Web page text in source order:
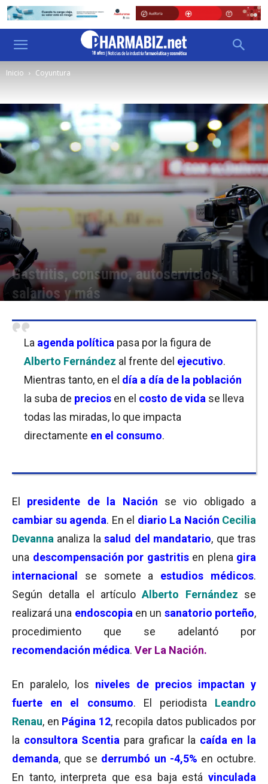
Inicio Coyuntura
Gastritis, consumo, autoservicios,
salarios y más
La agenda política pasa por la figura de
Alberto Fernández al frente del ejecutivo.
Mientras tanto, en el día a día de la población
la suba de precios en el costo de vida se lleva
todas las miradas, lo que impacta
directamente en el consumo.
El presidente de la Nación se vio obligado a
cambiar su agenda. En el diario La Nación Cecilia
Devanna analiza la salud del mandatario, que tras
una descompensación por gastritisen plena gira
internacional
se somete a estudios médicos.
Según detalla el artículoAlberto Fernández se
realizará una endoscopia en un sanatorio porteño,
procedimiento que se adelantó por
recomendación médica. Ver La Nación.
En paralelo, los niveles de preciosimpactan y
fuerte en el consumo. El periodista Leandro
Renau, en Página 12, recopila datos publicados por
la consultora Scentia para graficar la caída en la
demanda, que se derrumbó un -4,5% en octubre.
En tanto, interpreta que esa baja está vinculada